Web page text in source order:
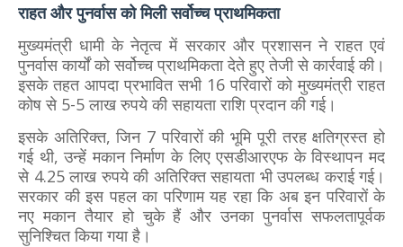
राहत और पुनर्वास को मिली सर्वोच्च प्राथमिकता
मुख्यमंत्री धामी के नेतृत्व में सरकार और प्रशासन ने राहत एवं
पुनर्वास कार्यों को सर्वोच्च प्राथमिकता देते हुए तेजी से कार्रवाई की।
इसके तहत आपदा प्रभावित सभी 16 परिवारों को मुख्यमंत्री राहत
कोष से 5-5 लाख रुपये की सहायता राशि प्रदान की गई।
इसके अतिरिक्त, जिन 7 परिवारों की भूमि पूरी तरह क्षतिग्रस्त हो
गई थी, उन्हें मकान निर्माण के लिए एसडीआरएफ के विस्थापन मद
से 4.25 लाख रुपये की अतिरिक्त सहायता भी उपलब्ध कराई गई।
सरकार की इस पहल का परिणाम यह रहा कि अब इन परिवारों के
नए मकान तैयार हो चुके हैं और उनका पुनर्वास सफलतापूर्वक
सुनिश्चित किया गया है।